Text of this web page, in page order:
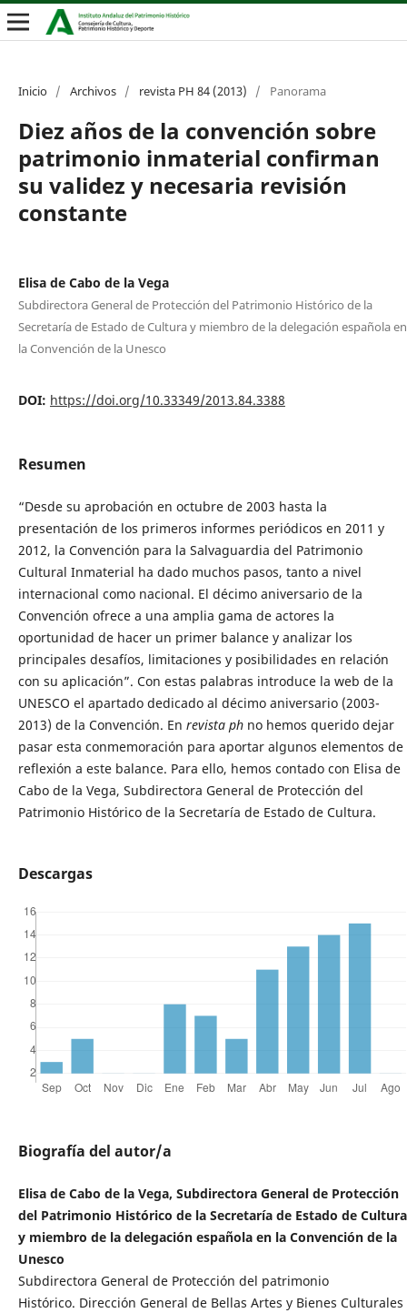
Inicio / Archivos / revista PH 84 (2013) / Panorama
Diez años de la convención sobre
patrimonio inmaterial confirman
su validez y necesaria revisión
constante
Elisa de Cabo de la Vega
Subdirectora General de Protección del Patrimonio Histórico de la
Secretaría de Estado de Cultura y miembro de la delegación española en
la Convención de la Unesco
DOI: https://doi.org/10.33349/2013.84.3388
Resumen
“Desde su aprobación en octubre de 2003 hasta la
presentación de los primeros informes periódicos en 2011 y
2012, la Convención para la Salvaguardia del Patrimonio
Cultural Inmaterial ha dado muchos pasos, tanto a nivel
internacional como nacional. El décimo aniversario de la
Convención ofrece a una amplia gama de actores la
oportunidad de hacer un primer balance y analizar los
principales desafíos, limitaciones y posibilidades en relación
con su aplicación”. Con estas palabras introduce la web de la
UNESCO el apartado dedicado al décimo aniversario (2003-
2013) de la Convención. En revista phno hemos querido dejar
pasar esta conmemoración para aportar algunos elementos de
reflexión a este balance. Para ello, hemos contado con Elisa de
Cabo de la Vega, Subdirectora General de Protección del
Patrimonio Histórico de la Secretaría de Estado de Cultura.
Descargas
Biografía del autor/a
Elisa de Cabo de la Vega, Subdirectora General de Protección
del Patrimonio Histórico de la Secretaría de Estado de Cultura
y miembro de la delegación española en la Convención de la
Unesco
Subdirectora General de Protección del patrimonio
Histórico. Dirección General de Bellas Artes y Bienes Culturales